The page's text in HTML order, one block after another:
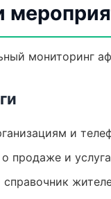
мониторинг
и
продаже и
справочник